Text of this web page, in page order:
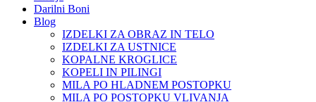
Darilni Boni
Blog
IZDELKI ZA OBRAZ IN TELO
IZDELKI ZA USTNICE
KOPALNE KROGLICE
KOPELI IN PILINGI
MILA PO HLADNEM POSTOPKU
MILA PO POSTOPKU VLIVANJA